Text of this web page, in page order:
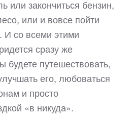
или закончиться бензин,
или и вовсе пойти
И со всеми этими
сразу же
будете путешествовать,
его, любоваться
и просто
«в никуда».